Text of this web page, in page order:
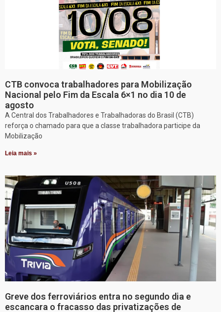
CTB convoca trabalhadores para Mobilização
Nacional pelo Fim da Escala 6×1 no dia 10 de
agosto
A Central dos Trabalhadores e Trabalhadoras do Brasil (CTB)
reforça o chamado para que a classe trabalhadora participe da
Mobilização
Leia mais »
Greve dos ferroviários entra no segundo dia e
escancara o fracasso das privatizações de